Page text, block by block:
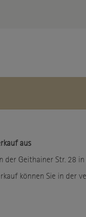
aus
der Geithainer Str. 28
können Sie in der